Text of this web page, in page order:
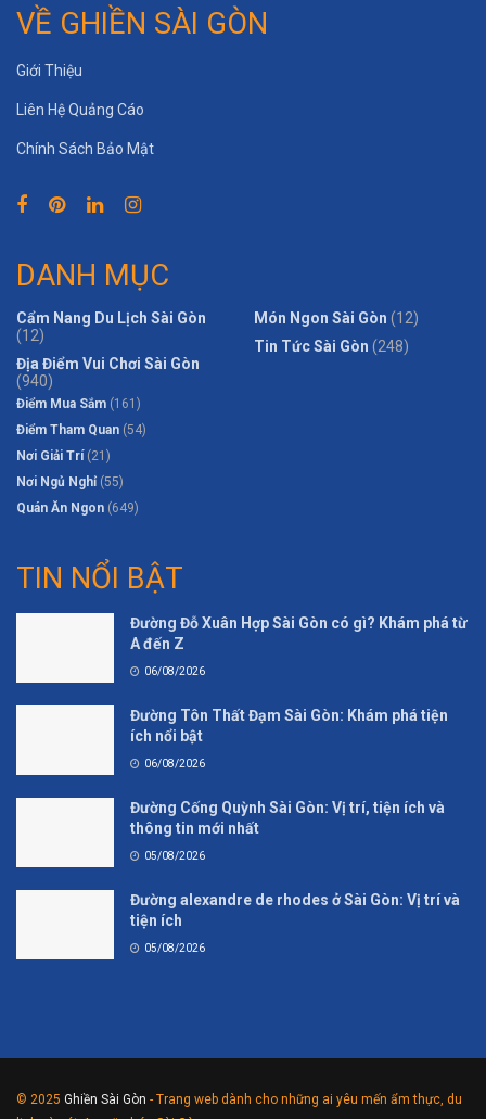
VỀ GHIỀN SÀI GÒN
Giới Thiệu
Liên Hệ Quảng Cáo
Chính Sách Bảo Mật
DANH MỤC
Cẩm Nang Du Lịch Sài Gòn
(12)
Địa Điểm Vui Chơi Sài Gòn
(940)
Điểm Mua Sắm (161)
Điểm Tham Quan (54)
Nơi Giải Trí (21)
Nơi Ngủ Nghỉ (55)
Quán Ăn Ngon (649)
Món Ngon Sài Gòn (12)
Tin Tức Sài Gòn (248)
TIN NỔI BẬT
Đường Đỗ Xuân Hợp Sài Gòn có gì? Khám phá từ
A đến Z
06/08/2026
Đường Tôn Thất Đạm Sài Gòn: Khám phá tiện
ích nổi bật
06/08/2026
Đường Cống Quỳnh Sài Gòn: Vị trí, tiện ích và
thông tin mới nhất
05/08/2026
Đường alexandre de rhodes ở Sài Gòn: Vị trí và
tiện ích
05/08/2026
© 2025 Ghiền Sài Gòn - Trang web dành cho những ai yêu mến ẩm thực, du